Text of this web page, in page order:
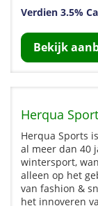
Verdien 3.5%
Bekijk
Herqua
Herqua Sports
al meer dan 40
wintersport,
alleen op het
van fashion &
het innoveren